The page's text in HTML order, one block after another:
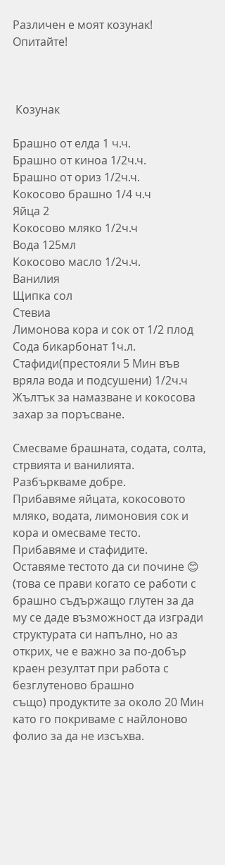
Различен е моят козунак!
Опитайте!
Козунак
Брашно от елда 1 ч.ч.
Брашно от киноа 1/2ч.ч.
Брашно от ориз 1/2ч.ч.
Кокосово брашно 1/4 ч.ч
Яйца 2
Кокосово мляко 1/2ч.ч
Вода 125мл
Кокосово масло 1/2ч.ч.
Ванилия
Щипка сол
Стевиа
Лимонова кора и сок от 1/2 плод
Сода бикарбонат 1ч.л.
Стафиди(престояли 5 Мин във
вряла вода и подсушени) 1/2ч.ч
Жълтък за намазване и кокосова
захар за поръсване.
Смесваме брашната, содата, солта,
стрвията и ванилията.
Разбъркваме добре.
Прибавяме яйцата, кокосовото
мляко, водата, лимоновия сок и
кора и омесваме тесто.
Прибавяме и стафидите.
Оставяме тестото да си почине 😊
(това се прави когато се работи с
брашно съдържащо глутен за да
му се даде възможност да изгради
структурата си напълно, но аз
открих, че е важно за по-добър
краен резултат при работа с
безглутеново брашно
също) продуктите за около 20 Мин
като го покриваме с найлоново
фолио за да не изсъхва.